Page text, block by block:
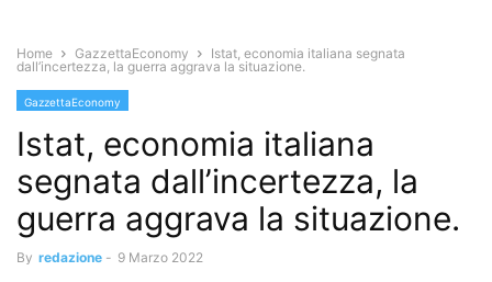
Home GazzettaEconomy
Istat, economia italiana segnata
dall’incertezza, la guerra aggrava la situazione.
GazzettaEconomy
Istat, economia italiana
segnata dall’incertezza, la
guerra aggrava la situazione.
By redazione - 9 Marzo 2022